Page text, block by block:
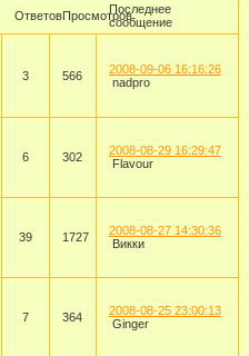
ОтветовПросмотровПоследнее
сообщение
3 566
2008-09-06 16:16:26
nadpro
6 302
2008-08-29 16:29:47
Flavour
39 1727
2008-08-27 14:30:36
Викки
7 364
2008-08-25 23:00:13
Ginger